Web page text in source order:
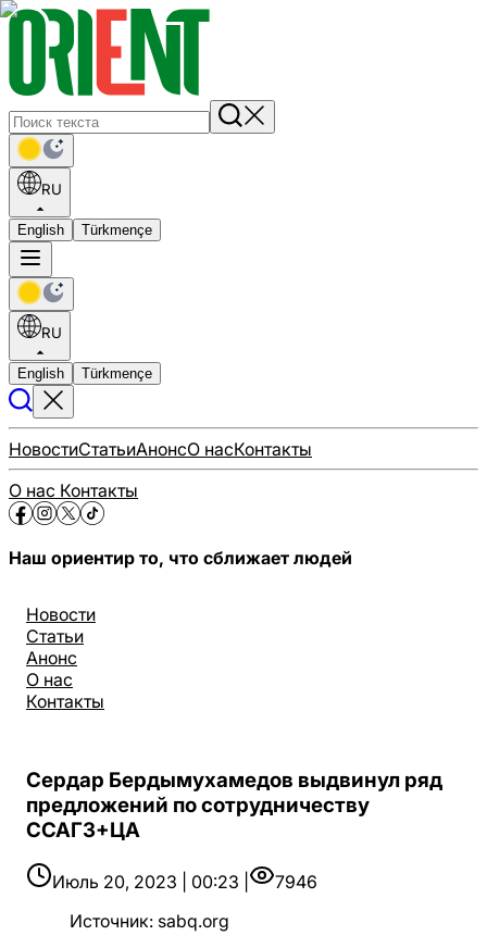
RU
English Türkmençe
RU
English Türkmençe
НовостиСтатьиАнонсО насКонтакты
О нас Контакты
Наш ориентир то, что сближает людей
Новости
Статьи
Анонс
О нас
Контакты
Сердар Бердымухамедов выдвинул ряд
предложений по сотрудничеству
ССАГЗ+ЦА
Июль 20, 2023 | 00:23 |
7946
Источник: sabq.org